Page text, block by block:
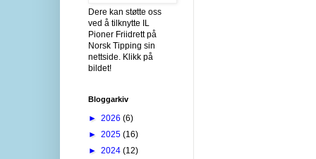
Dere kan støtte oss
ved å tilknytte IL
Pioner Friidrett på
Norsk Tipping sin
nettside. Klikk på
bildet!
Bloggarkiv
► 2026 (6)
► 2025 (16)
► 2024 (12)